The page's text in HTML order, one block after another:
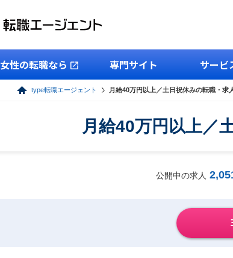
女性の転職なら 専門サイト サービ
type転職エージェント 月給40万円以上／土日祝休みの転職・求
月給40万円以上／
公開中の求人